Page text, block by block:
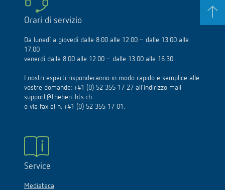
Orari di servizio
Da lunedì a giovedì dalle 8.00 alle 12.00 – dalle 13.00 alle
17.00
venerdì dalle 8.00 alle 12.00 – dalle 13.00 alle 16.30
I nostri esperti risponderanno in modo rapido e semplice alle
vostre domande: +41 (0) 52 355 17 27 all’indirizzo mail
support@theben-hts.ch
o via fax al n. +41 (0) 52 355 17 01.
Service
Mediateca